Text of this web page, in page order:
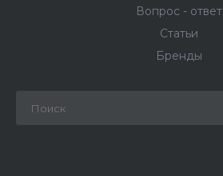
Вопрос - ответ
Статьи
Бренды